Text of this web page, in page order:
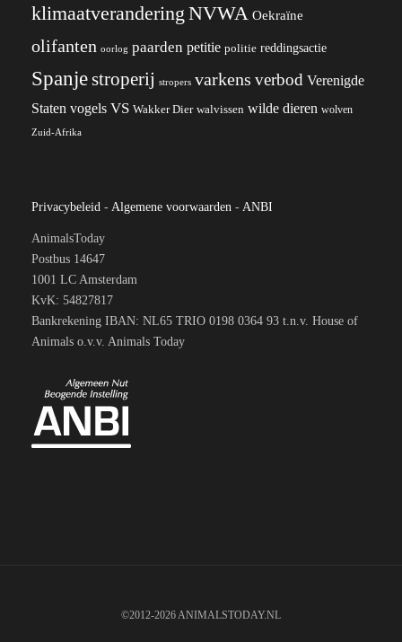
klimaatverandering NVWA Oekraïne
olifanten oorlog paarden petitie politie reddingsactie
Spanjestroperij stropers varkens verbod Verenigde
Staten vogels VS Wakker Dier walvissen wilde dieren wolven
Zuid-Afrika
Privacybeleid - Algemene voorwaarden - ANBI
AnimalsToday
Postbus 14647
1001 LC Amsterdam
KvK: 54827817
Bankrekening IBAN: NL65 TRIO 0198 0364 93 t.n.v. House of
Animals o.v.v. Animals Today
©2012-2026 ANIMALSTODAY.NL